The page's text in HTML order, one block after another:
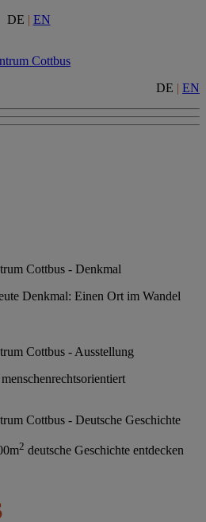
DE | EN
DE | EN
Denkmal: Einen Ort im Wandel
2 deutsche Geschichte entdecken